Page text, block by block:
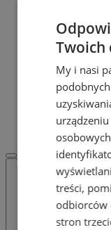
REKLAMA
WSPÓŁPRACA
Twoich
My i nasi
treści,
odbiorców
stron